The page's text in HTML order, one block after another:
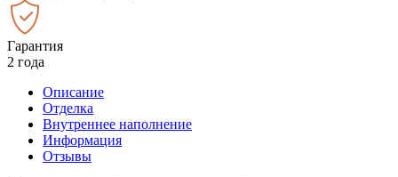
Гарантия
2 года
Описание
Отделка
Внутреннее наполнение
Информация
Отзывы